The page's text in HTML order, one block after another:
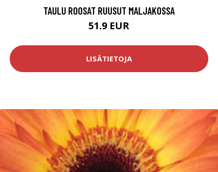
TAULU ROOSAT RUUSUT MALJAKOSSA
51.9 EUR
LISÄTIETOJA